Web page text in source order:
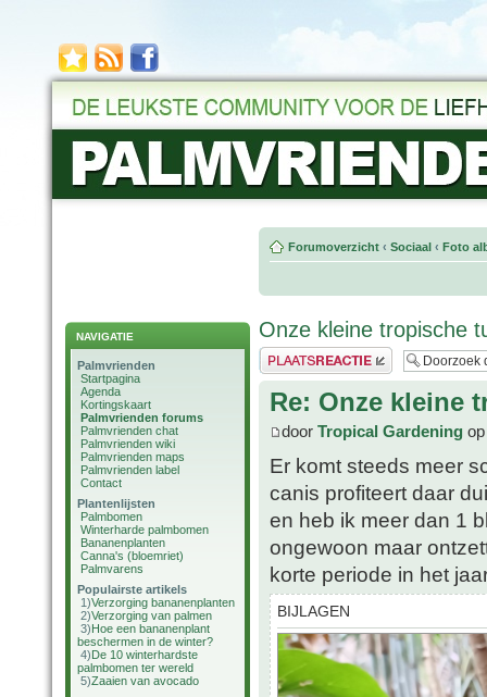
NAVIGATIE
Palmvrienden
Startpagina
Agenda
Kortingskaart
Palmvrienden forums
Palmvrienden chat
Palmvrienden wiki
Palmvrienden maps
Palmvrienden label
Contact
Plantenlijsten
Palmbomen
Winterharde palmbomen
Bananenplanten
Canna's (bloemriet)
Palmvarens
Populairste artikels
1)Verzorging bananenplanten
2)Verzorging van palmen
3)Hoe een bananenplant
beschermen in de winter?
4)De 10 winterhardste
palmbomen ter wereld
5)Zaaien van avocado
Forumoverzicht ‹ Sociaal ‹ Foto
Onze kleine tropische
Plaats een reactie
Re: Onze kleine
door Tropical Gardening
Er komt steeds meer
canis profiteert daar
en heb ik meer dan 1
ongewoon maar
korte periode in het
BIJLAGEN